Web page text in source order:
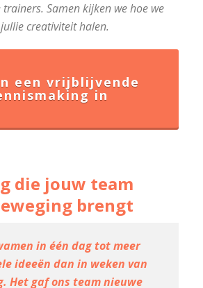
Samen kijken we hoe we
creativiteit halen.
een vrijblijvende
in
die jouw team
brengt
in één dag tot meer
ideeën dan in weken van
Het gaf ons team nieuwe